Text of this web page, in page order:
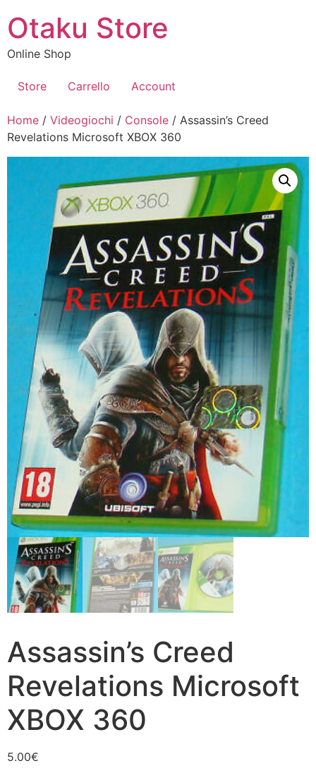
contenuto
Otaku Store
Online Shop
Store Carrello Account
Home / Videogiochi / Console / Assassin’s Creed
Revelations Microsoft XBOX 360
Assassin’s Creed
Revelations Microsoft
XBOX 360
5.00€